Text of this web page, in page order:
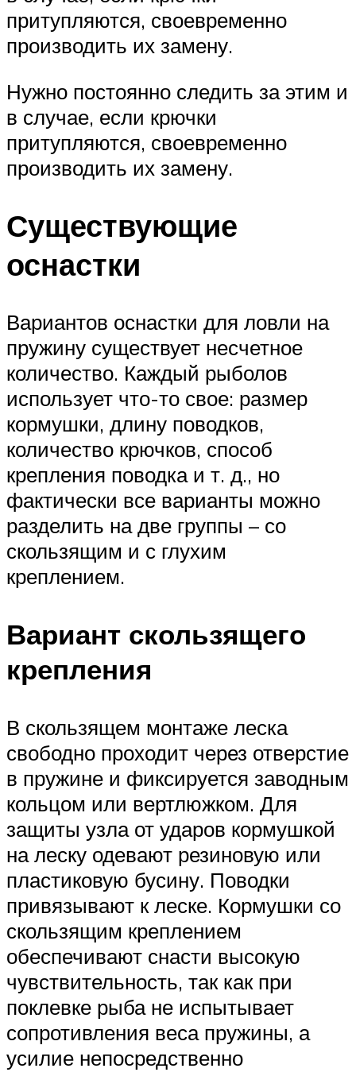
притупляются, своевременно
производить их замену.
Нужно постоянно следить за этим и
в случае, если крючки
притупляются, своевременно
производить их замену.
Существующие
оснастки
Вариантов оснастки для ловли на
пружину существует несчетное
количество. Каждый рыболов
использует что-то свое: размер
кормушки, длину поводков,
количество крючков, способ
крепления поводка и т. д., но
фактически все варианты можно
разделить на две группы – со
скользящим и с глухим
креплением.
Вариант скользящего
крепления
В скользящем монтаже леска
свободно проходит через отверстие
в пружине и фиксируется заводным
кольцом или вертлюжком. Для
защиты узла от ударов кормушкой
на леску одевают резиновую или
пластиковую бусину. Поводки
привязывают к леске. Кормушки со
скользящим креплением
обеспечивают снасти высокую
чувствительность, так как при
поклевке рыба не испытывает
сопротивления веса пружины, а
усилие непосредственно